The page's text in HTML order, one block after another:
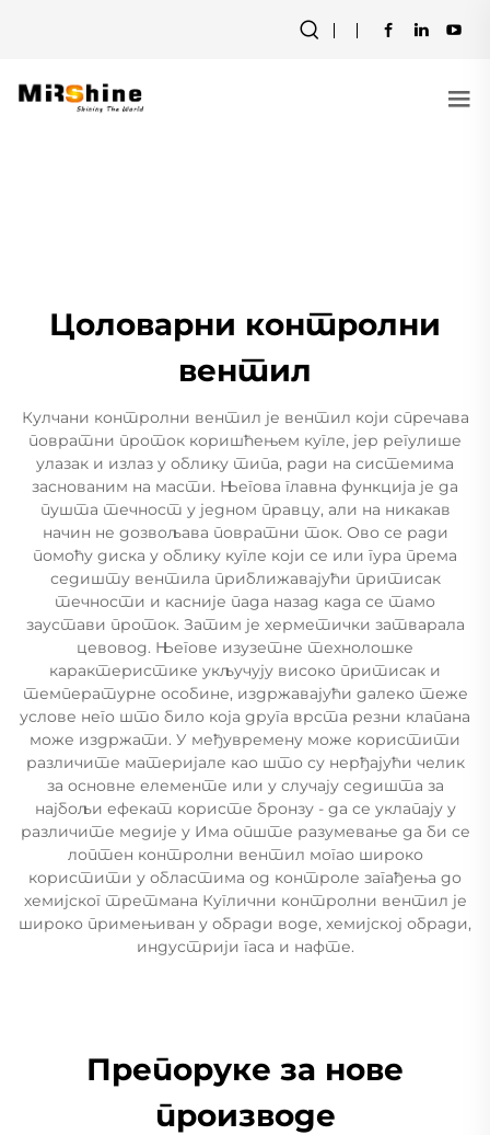
Цоловарни контролни
вентил
Кулчани контролни вентил је вентил који спречава
повратни проток коришћењем кугле, јер регулише
улазак и излаз у облику типа, ради на системима
заснованим на масти. Његова главна функција је да
пушта течност у једном правцу, али на никакав
начин не дозвољава повратни ток. Ово се ради
помоћу диска у облику кугле који се или гура према
седишту вентила приближавајући притисак
течности и касније пада назад када се тамо
заустави проток. Затим је херметички затварала
цевовод. Његове изузетне технолошке
карактеристике укључују високо притисак и
температурне особине, издржавајући далеко теже
услове него што било која друга врста резни клапана
може издржати. У међувремену може користити
различите материјале као што су нерђајући челик
за основне елементе или у случају седишта за
најбољи ефекат користе бронзу - да се уклапају у
различите медије у Има опште разумевање да би се
лоптен контролни вентил могао широко
користити у областима од контроле загађења до
хемијског третмана Куглични контролни вентил је
широко примењиван у обради воде, хемијској обради,
индустрији гаса и нафте.
Препоруке за нове
производе